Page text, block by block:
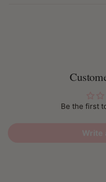
Krullende of grove
Be the first